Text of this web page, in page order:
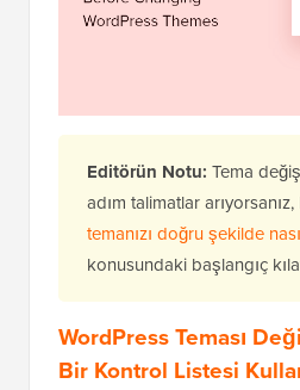
Editörün Notu: Tema
adım talimatlar
temanızı doğru şekilde
konusundaki başlangıç
WordPress Teması
Bir Kontrol Listesi